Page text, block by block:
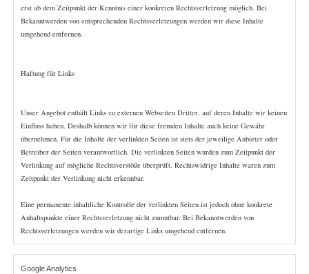
erst ab dem Zeitpunkt der Kenntnis einer konkreten Rechtsverletzung möglich. Bei
Bekanntwerden von entsprechenden Rechtsverletzungen werden wir diese Inhalte
umgehend entfernen.
Haftung für Links
Unser Angebot enthält Links zu externen Webseiten Dritter, auf deren Inhalte wir keinen
Einfluss haben. Deshalb können wir für diese fremden Inhalte auch keine Gewähr
übernehmen. Für die Inhalte der verlinkten Seiten ist stets der jeweilige Anbieter oder
Betreiber der Seiten verantwortlich. Die verlinkten Seiten wurden zum Zeitpunkt der
Verlinkung auf mögliche Rechtsverstöße überprüft. Rechtswidrige Inhalte waren zum
Zeitpunkt der Verlinkung nicht erkennbar.
Eine permanente inhaltliche Kontrolle der verlinkten Seiten ist jedoch ohne konkrete
Anhaltspunkte einer Rechtsverletzung nicht zumutbar. Bei Bekanntwerden von
Rechtsverletzungen werden wir derartige Links umgehend entfernen.
Google Analytics